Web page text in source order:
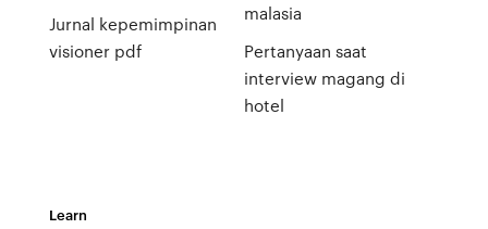
Jurnal kepemimpinan
visioner pdf
malasia
Pertanyaan saat
interview magang di
hotel
Learn